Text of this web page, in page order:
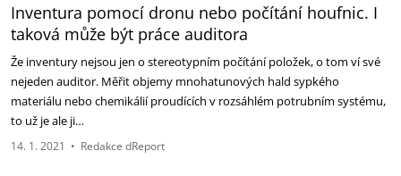
Inventura pomocí dronu nebo počítání houfnic. I
taková může být práce auditora
Že inventury nejsou jen o stereotypním počítání položek, o tom ví své
nejeden auditor. Měřit objemy mnohatunových hald sypkého
materiálu nebo chemikálií proudících v rozsáhlém potrubním systému,
to už je ale ji…
14. 1. 2021 • Redakce dReport